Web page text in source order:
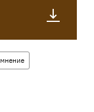
мнение